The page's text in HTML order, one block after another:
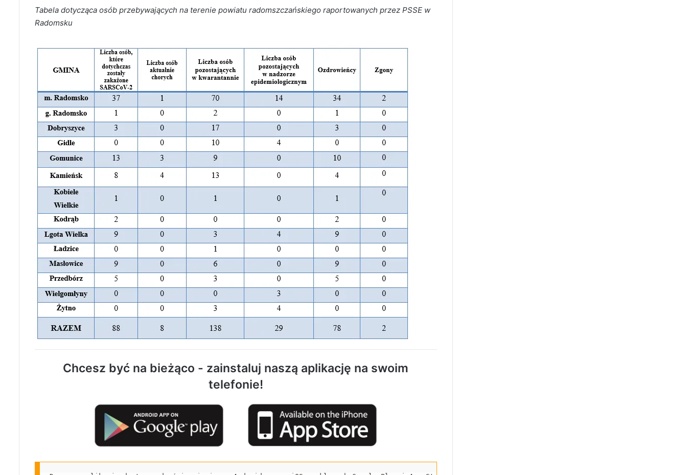
Tabela dotycząca osób przebywających na terenie powiatu radomszczańskiego raportowanych przez PSSE w
Radomsku
Chcesz być na bieżąco - zainstaluj naszą aplikację na swoim
telefonie!
119 km/h w terenie zabudowanym. 37-
Radomsku
Rowerzystka ranna po zderzeniu z
samochodem. Trafiła do szpitala